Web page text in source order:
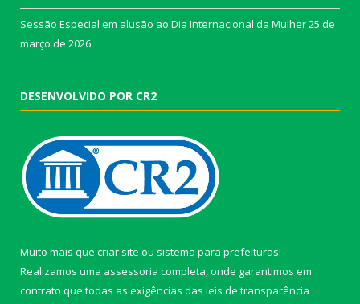
Sessão Especial em alusão ao Dia Internacional da Mulher25 de
março de 2026
DESENVOLVIDO POR CR2
Muito mais que criar site ou sistema para prefeituras!
Realizamos uma assessoria completa, onde garantimos em
contrato que todas as exigências das leis de transparência